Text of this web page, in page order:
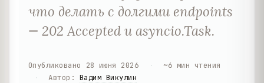
что делать с долгими endpoints
— 202 Accepted и asyncio.Task.
Опубликовано 28 июня 2026 ~6 мин чтения
Автор : Вадим Викулин